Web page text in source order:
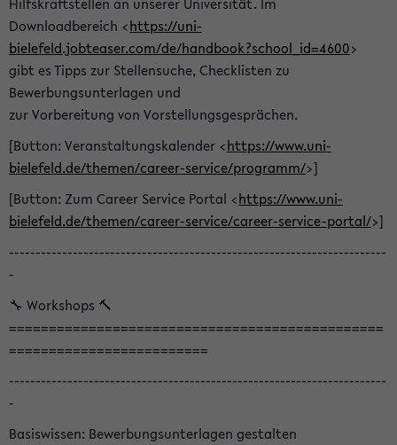
Downloadbereich <https://uni-
bielefeld.jobteaser.com/de/handbook?school_id=4600>
gibt es Tipps zur Stellensuche, Checklisten zu
Bewerbungsunterlagen und
zur Vorbereitung von Vorstellungsgesprächen.
[Button: Veranstaltungskalender <https://www.uni-
bielefeld.de/themen/career-service/programm/>]
[Button: Zum Career Service Portal <https://www.uni-
bielefeld.de/themen/career-service/career-service-portal/>]
-----------------------------------------------------------------------
-
🔧 Workshops 🔨
===============================================
=========================
-----------------------------------------------------------------------
-
Basiswissen: Bewerbungsunterlagen gestalten